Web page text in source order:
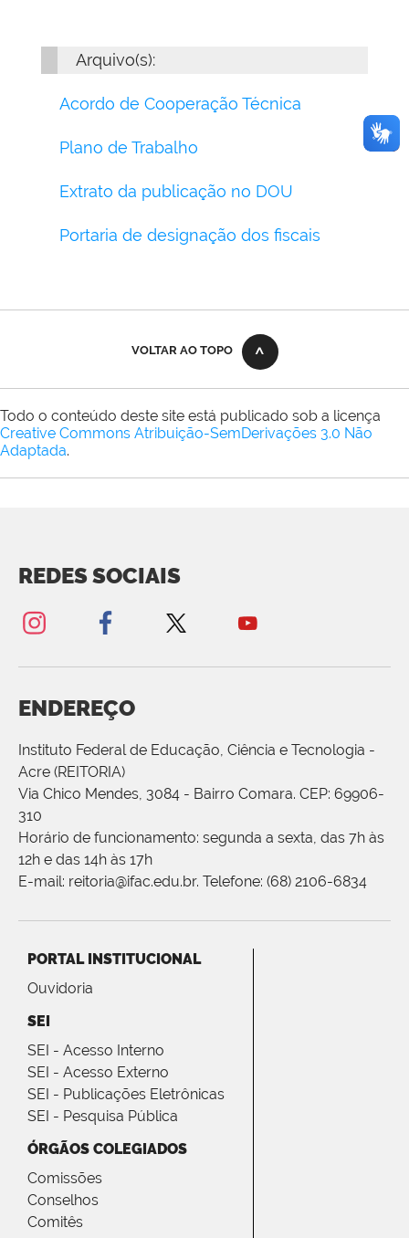
Arquivo(s):
Acordo de Cooperação Técnica
Plano de Trabalho
Extrato da publicação no DOU
Portaria de designação dos fiscais
VOLTAR AO TOPO
Todo o conteúdo deste site está publicado sob a licença
Creative Commons Atribuição-SemDerivações 3.0 Não
Adaptada.
REDES SOCIAIS
ENDEREÇO
Instituto Federal de Educação, Ciência e Tecnologia -
Acre (REITORIA)
Via Chico Mendes, 3084 - Bairro Comara. CEP: 69906-
310
Horário de funcionamento: segunda a sexta, das 7h às
12h e das 14h às 17h
E-mail: reitoria@ifac.edu.br. Telefone: (68) 2106-6834
PORTAL INSTITUCIONAL
Ouvidoria
SEI
SEI - Acesso Interno
SEI - Acesso Externo
SEI - Publicações Eletrônicas
SEI - Pesquisa Pública
ÓRGÃOS COLEGIADOS
Comissões
Conselhos
Comitês